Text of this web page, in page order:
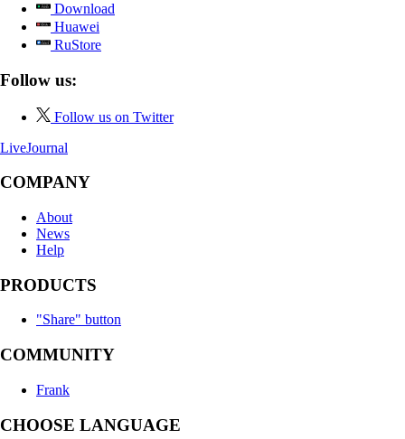
Download
Huawei
RuStore
Follow us:
Follow us on Twitter
LiveJournal
COMPANY
About
News
Help
PRODUCTS
"Share" button
COMMUNITY
Frank
CHOOSE LANGUAGE